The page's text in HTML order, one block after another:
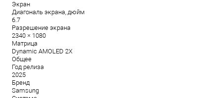
Экран
Диагональ экрана, дюйм
6.7
Разрешение экрана
2340 × 1080
Матрица
Dynamic AMOLED 2X
Общее
Год релиза
2025
Бренд
Samsung